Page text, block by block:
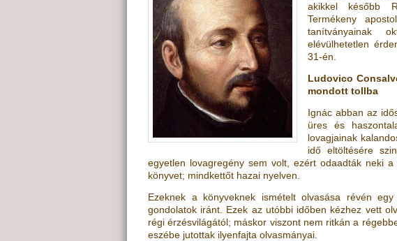
akikkel később
Termékeny
tanítványainak
elévülhetetlen
31-én.
Ludovico
mondott tollba
Ignác abban az
üres és
lovagjainak
idő eltöltésére
egyetlen lovagregény sem volt, ezért odaadták neki a
könyvet; mindkettőt hazai nyelven.
Ezeknek a könyveknek ismételt olvasása révén
gondolatok iránt. Ezek az utóbbi időben kézhez vett
régi érzésvilágától; máskor viszont nem ritkán a
eszébe jutottak ilyenfajta olvasmányai.